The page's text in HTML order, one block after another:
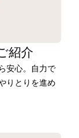
紹介
安心。自力で
りとりを進め